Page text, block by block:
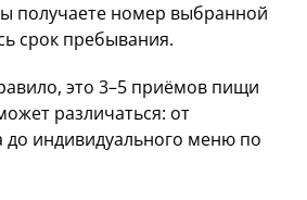
получаете номер выбранной
срок пребывания.
это 3–5 приёмов пищи
различаться: от
до индивидуального меню по